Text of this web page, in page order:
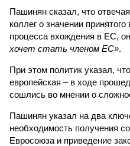
Пашинян сказал, что
коллег о значении
процесса вхождения в ЕС,
хочет стать членом ЕС».
При этом политик указал,
европейская – в ходе
сошлись во мнении о
Пашинян указал на два
необходимость получения
Евросоюза и приведение